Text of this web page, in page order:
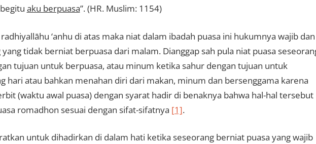
aku berpuasa”. (HR. Muslim: 1154)
‘anhu di atas maka niat dalam ibadah puasa ini hukumnya wajib dan
tidak berniat berpuasa dari malam. Dianggap sah pula niat puasa
tujuan untuk berpuasa, atau minum ketika sahur dengan tujuan untuk
hari atau bahkan menahan diri dari makan, minum dan bersenggama karena
(waktu awal puasa) dengan syarat hadir di benaknya bahwa hal-hal tersebut
romadhon sesuai dengan sifat-sifatnya [1].
untuk dihadirkan di dalam hati ketika seseorang berniat puasa yang wajib